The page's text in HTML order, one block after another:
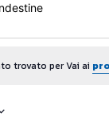
trovato per Vai ai